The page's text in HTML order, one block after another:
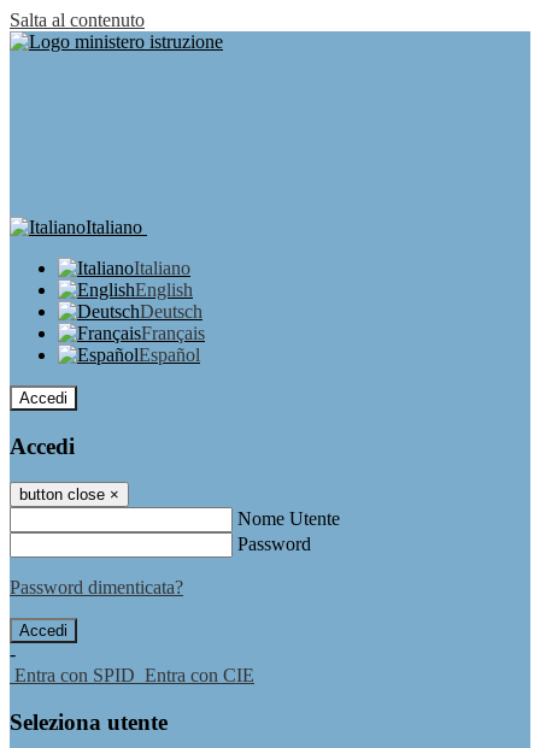
Salta al contenuto
Italiano
Italiano
English
Deutsch
Français
Español
Accedi
Accedi
button close ×
Nome Utente
Password
Password dimenticata?
-
Entra con SPID Entra con CIE
Seleziona utente